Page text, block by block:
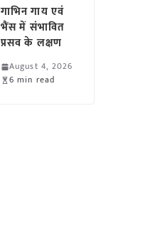
गाभिन गाय एवं
भैंस में संभावित
प्रसव के लक्षण
August 4, 2026
6 min read